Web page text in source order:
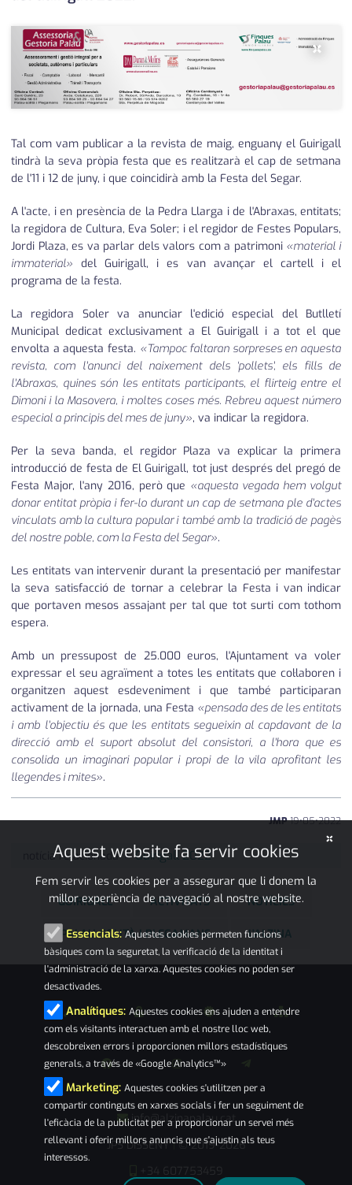
successos
urbanisme
×
Tal com vam publicar a la revista de maig, enguany el Guirigall
tindrà la seva pròpia festa que es realitzarà el cap de setmana
de l'11 i 12 de juny, i que coincidirà amb la Festa del Segar.
A l'acte, i en presència de la Pedra Llarga i de l'Abraxas, entitats;
la regidora de Cultura, Eva Soler; i el regidor de Festes Populars,
Jordi Plaza, es va parlar dels valors com a patrimoni «material i
immaterial» del Guirigall, i es van avançar el cartell i el
programa de la festa.
La regidora Soler va anunciar l'edició especial del Butlletí
Municipal dedicat exclusivament a El Guirigall i a tot el que
envolta a aquesta festa. «Tampoc faltaran sorpreses en aquesta
revista, com l'anunci del naixement dels ‘pollets', els fills de
l'Abraxas, quines són les entitats participants, el flirteig entre el
Dimoni i la Masovera, i moltes coses més. Rebreu aquest número
especial a principis del mes de juny», va indicar la regidora.
Per la seva banda, el regidor Plaza va explicar la primera
introducció de festa de El Guirigall, tot just després del pregó de
Festa Major, l'any 2016, però que «aquesta vegada hem volgut
donar entitat pròpia i fer-lo durant un cap de setmana ple d'actes
vinculats amb la cultura popular i també amb la tradició de pagès
del nostre poble, com la Festa del Segar».
Les entitats van intervenir durant la presentació per manifestar
la seva satisfacció de tornar a celebrar la Festa i van indicar
que portaven mesos assajant per tal que tot surti com tothom
espera.
Amb un pressupost de 25.000 euros, l'Ajuntament va voler
expressar el seu agraïment a totes les entitats que col·laboren i
organitzen aquest esdeveniment i que també participaran
activament de la jornada, una Festa «pensada des de les entitats
i amb l'objectiu és que les entitats segueixin al capdavant de la
direcció amb el suport absolut del consistori, a l'hora que es
consolida un imaginari popular i propi de la vila aprofitant les
llegendes i mites».
JMP19•05•2022
notícia relacionada Guirigall 2022
GUIRIGALL ACTIVITATS NOTÍCIES
PALAU-SOLITÀ I PLEGAMANS L'ALZINA
info@alzinapalau.cat
JPS DISSENY|© 2019-2026
×
Aquest website fa servir cookies
Fem servir les cookies per a assegurar que li donem la
millor experiència de navegació al nostre website.
Essencials: Aquestes cookies permeten funcions
bàsiques com la seguretat, la verificació de la identitat i
l'administració de la xarxa. Aquestes cookies no poden ser
desactivades.
Analítiques: Aquestes cookies ens ajuden a entendre
com els visitants interactuen amb el nostre lloc web,
descobreixen errors i proporcionen millors estadístiques
generals, a través de «Google Analytics™»
Marketing: Aquestes cookies s'utilitzen per a
compartir continguts en xarxes socials i fer un seguiment de
l'eficàcia de la publicitat per a proporcionar un servei més
rellevant i oferir millors anuncis que s'ajustin als teus
interessos.